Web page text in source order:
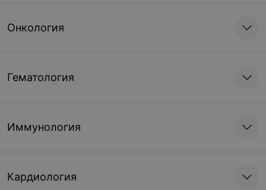
Онкология
Гематология
Иммунология
Кардиология